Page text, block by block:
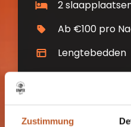
Zustimmung
2
Ab €100 pro
Lengtebedden
Ophaallocatie: